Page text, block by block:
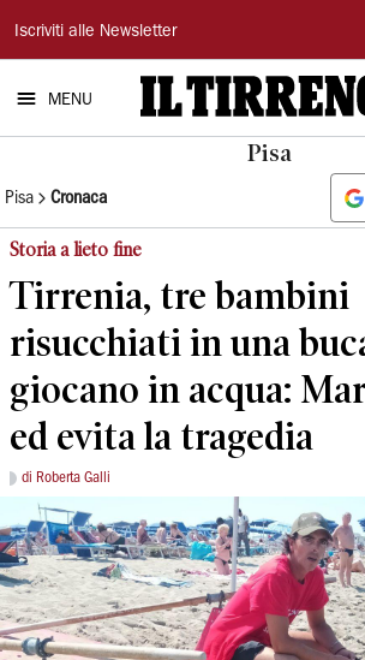
Il
Tirreno
Iscriviti alle Newsletter
MENU
Pisa
Pisa Cronaca
Storia a lieto fine
Tirrenia, tre bambini
risucchiati in una
giocano in acqua:
ed evita la tragedia
di Roberta Galli